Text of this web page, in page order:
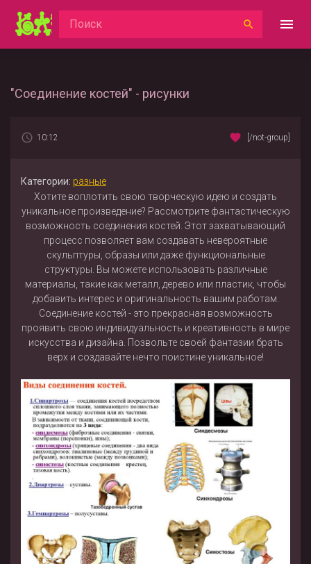
"Соединение костей" - рисунки
10:12 [/not-group]
Категории: разные
Хотите воплотить свою творческую идею и создать
уникальное произведение? Рассмотрите фантастическую
возможность соединения костей. Этот захватывающий
процесс позволяет вам создавать невероятные
скульптуры, образы или даже функциональные
структуры. Вы можете использовать различные
материалы, такие как металл, дерево или пластик, чтобы
добавить интерес и оригинальность вашим работам.
Соединение костей - это прекрасная возможность
проявить свою индивидуальность и креативность в мире
искусства и дизайна. Позвольте своей фантазии брать
верх и создавайте нечто поистине уникальное!